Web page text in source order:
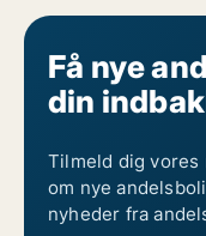
Få nye
din
Tilmeld dig vores
om nye
nyheder fra